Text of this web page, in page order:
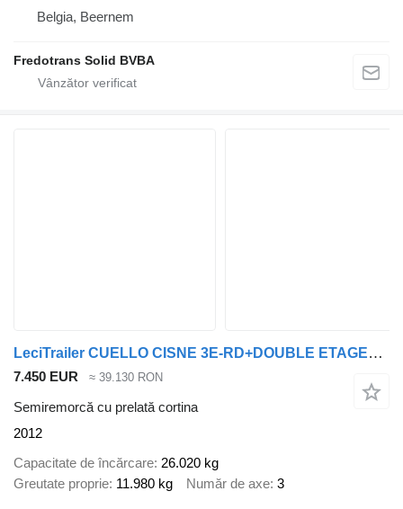
Belgia, Beernem
Fredotrans Solid BVBA
LeciTrailer CUELLO CISNE 3E-RD+DOUBLE ETAGE+DHOLLANDIA 2TON
7.450 EUR ≈ 39.130 RON
Semiremorcă cu prelată cortina
2012
Capacitate de încărcare 26.020 kg
Greutate proprie 11.980 kg Număr de axe 3